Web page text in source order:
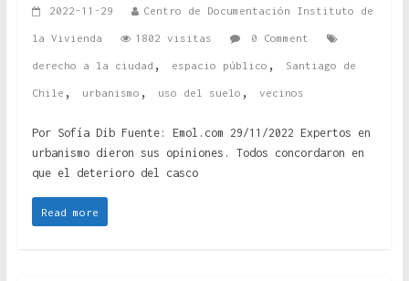
2022-11-29 Centro de Documentación Instituto de
la Vivienda 1802 visitas 0 Comment
derecho a la ciudad , espacio público , Santiago de
Chile , urbanismo , uso del suelo , vecinos
Por Sofía Dib Fuente: Emol.com 29/11/2022 Expertos en
urbanismo dieron sus opiniones. Todos concordaron en
que el deterioro del casco
Read more